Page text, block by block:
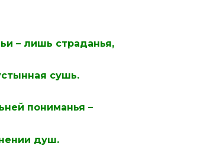
– лишь страданья,
сушь.
пониманья –
душ.